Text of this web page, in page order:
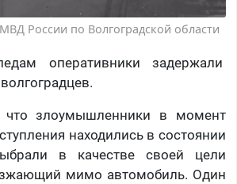
России по Волгоградской области
оперативники задержали
что злоумышленники в момент
находились в состоянии
в качестве своей цели
мимо автомобиль. Один